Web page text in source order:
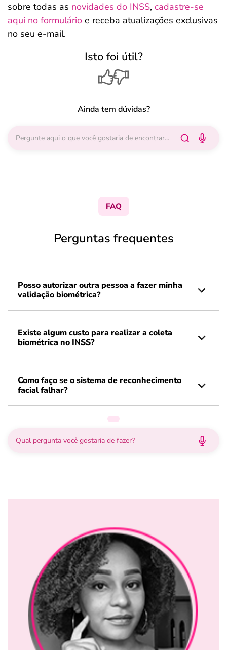
sobre todas as novidades do INSS, cadastre-se
aqui no formulário e receba atualizações exclusivas
no seu e-mail.
Isto foi útil?
Ainda tem dúvidas?
FAQ
Perguntas frequentes
Posso autorizar outra pessoa a fazer minha
validação biométrica?
Existe algum custo para realizar a coleta
biométrica no INSS?
Como faço se o sistema de reconhecimento
facial falhar?